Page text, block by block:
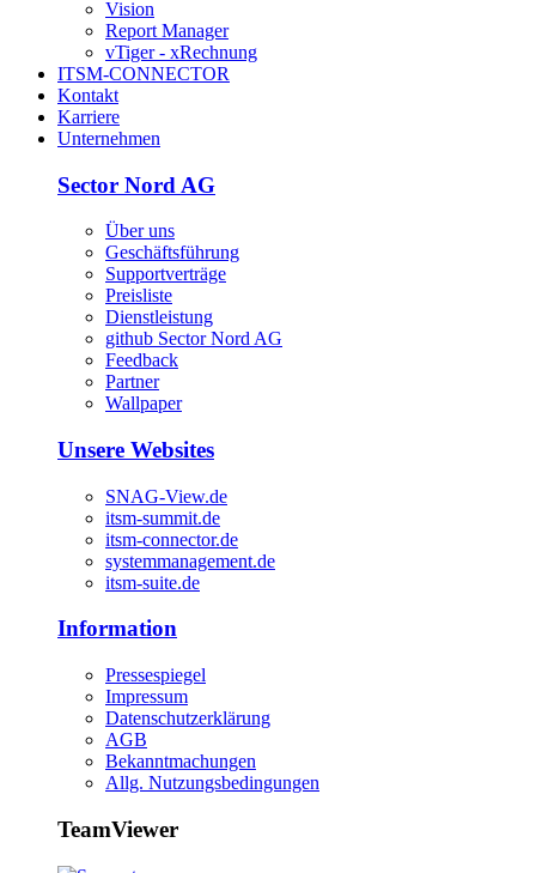
Vision
Report Manager
vTiger - xRechnung
ITSM-CONNECTOR
Kontakt
Karriere
Unternehmen
Sector Nord AG
Über uns
Geschäftsführung
Supportverträge
Preisliste
Dienstleistung
github Sector Nord AG
Feedback
Partner
Wallpaper
Unsere Websites
SNAG-View.de
itsm-summit.de
itsm-connector.de
systemmanagement.de
itsm-suite.de
Information
Pressespiegel
Impressum
Datenschutzerklärung
AGB
Bekanntmachungen
Allg. Nutzungsbedingungen
TeamViewer